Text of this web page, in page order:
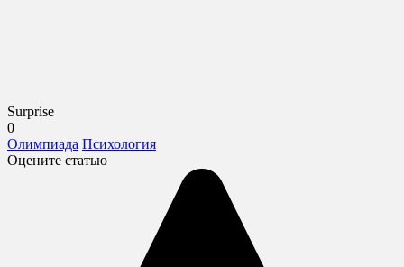
Surprise
0
Олимпиада Психология
Оцените статью